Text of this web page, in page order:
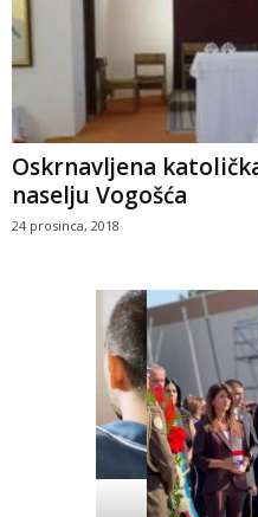
Oskrnavljena
naselju Vogošća
24 prosinca, 2018